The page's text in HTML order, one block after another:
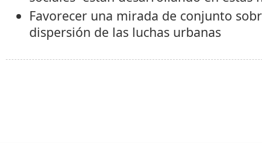
Favorecer una mirada de conjunto
dispersión de las luchas urbanas